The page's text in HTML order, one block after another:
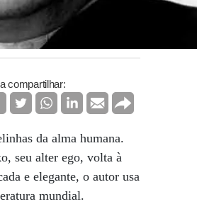
compartilhar:
da alma humana.
seu alter ego, volta à
e elegante, o autor usa
mundial.